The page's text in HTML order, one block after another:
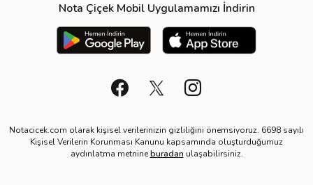
Nota Çiçek Mobil Uygulamamızı İndirin
Notacicek.com olarak kişisel verilerinizin gizliliğini önemsiyoruz. 6698 sayılı
Kişisel Verilerin Korunması Kanunu kapsamında oluşturduğumuz
aydınlatma metnineburadan ulaşabilirsiniz.